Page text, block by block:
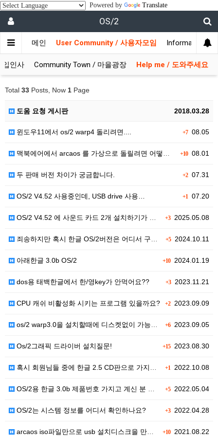
Powered by Translate
OS/2
메인 User Community / 사용자모임 Information /
입인사 Community Town / 마을광장 Help me / 도와주세요
Total 33 Posts, Now 1 Page
2018.03.28
도움 요청 게시판
+708.05
윈도우11에서 os/2 warp4 돌리려면....
+1008.01
맥북에어에서 arcaos 를 가상으로 돌릴려면 어떻게 …
+207.31
두 판매 버전 차이가 궁금합니다.
+1 07.20
OS/2 V4.52 사용중인데, USB drive 사용…
+32025.05.08
OS/2 V4.52 에 사운드 카드 2개 설치하기가 어…
+52024.10.11
죄송하지만 혹시 한글 OS/2버전은 어디서 구해야 하나…
+102024.01.19
아래한글 3.0b OS/2
+32023.11.21
dos용 태백한글에서 한/영key가 안먹어요??
+22023.09.09
CPU 캐쉬 비활성화 시키는 프로그램 있을까요?
+62023.09.05
os/2 warp3.0을 설치할때에 디스켓없이 가능할까…
+152023.08.30
Os/2그래픽 드라이버 설치질문!
+1 2022.10.08
혹시 회원님들 중에 한글 2.5 CD판으로 가지고 계신…
+52022.05.04
OS/2용 한글 3.0b 제품번호 가지고 계신 분 있나…
+32022.04.28
OS/2는 시스템 정보를 어디서 확인하나요?
+102021.08.22
arcaos iso파일만으로 usb 설치디스크을 만들고…